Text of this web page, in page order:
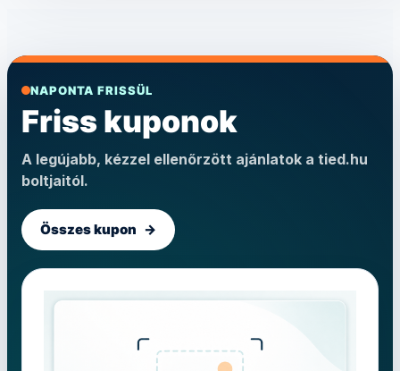
NAPONTA FRISSÜL
Friss kuponok
A legújabb, kézzel ellenőrzött ajánlatok a tied.hu
boltjaitól.
Összes kupon